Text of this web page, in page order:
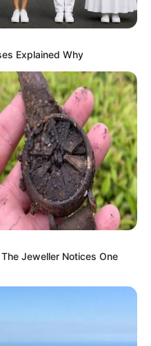
Explained Why
Jeweller Notices One